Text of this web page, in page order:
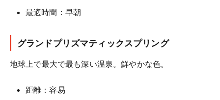
最適時間：早朝
グランドプリズマティックスプリング
地球上で最大で最も深い温泉。鮮やかな色。
距離：容易